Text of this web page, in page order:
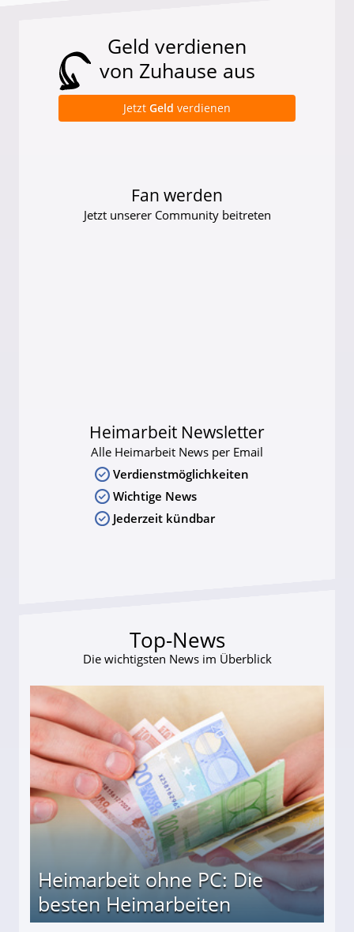
Geld verdienen
von Zuhause aus
Jetzt Geld verdienen
Fan werden
Jetzt unserer Community beitreten
Heimarbeit Newsletter
Alle Heimarbeit News per Email
Verdienstmöglichkeiten
Wichtige News
Jederzeit kündbar
Top-News
Die wichtigsten News im Überblick
Heimarbeit ohne PC: Die
besten Heimarbeiten